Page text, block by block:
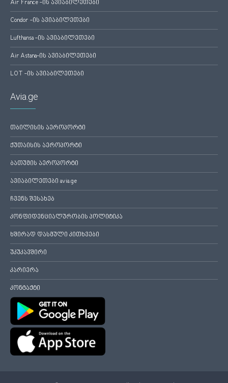
Air France -ის ავიაბილეთები
Condor -ის ავიაბილეთები
Lufthansa -ის ავიაბილეთები
Air Astana-ის ავიაბილეთები
LOT -ის ავიაბილეთები
Avia.ge
თბილისის აეროპორტი
ქუთაისის აეროპორტი
ბათუმის აეროპორტი
ავიაბილეთები avia.ge
ჩვენს შესახებ
კონფიდენციალურობის პოლიტიკა
ხშირად დასმული კითხვები
უკუკავშირი
კარიერა
კონტაქტი